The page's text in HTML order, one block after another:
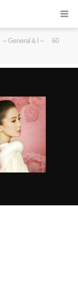
～General＆I～ 60